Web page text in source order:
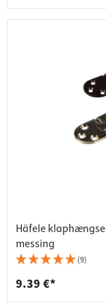
Häfele
messing
(9)
9.39 €*